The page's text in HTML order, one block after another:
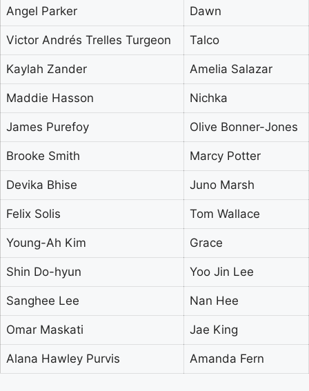
Angel Parker Dawn
Victor Andrés Trelles Turgeon Talco
Kaylah Zander Amelia Salazar
Maddie Hasson Nichka
James Purefoy Olive Bonner-Jones
Brooke Smith Marcy Potter
Devika Bhise Juno Marsh
Felix Solis Tom Wallace
Young-Ah Kim Grace
Shin Do-hyun Yoo Jin Lee
Sanghee Lee Nan Hee
Omar Maskati Jae King
Alana Hawley Purvis Amanda Fern